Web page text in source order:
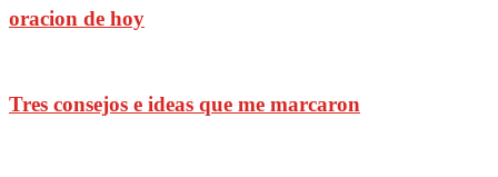
oracion de hoy
Tres consejos e ideas que me marcaron